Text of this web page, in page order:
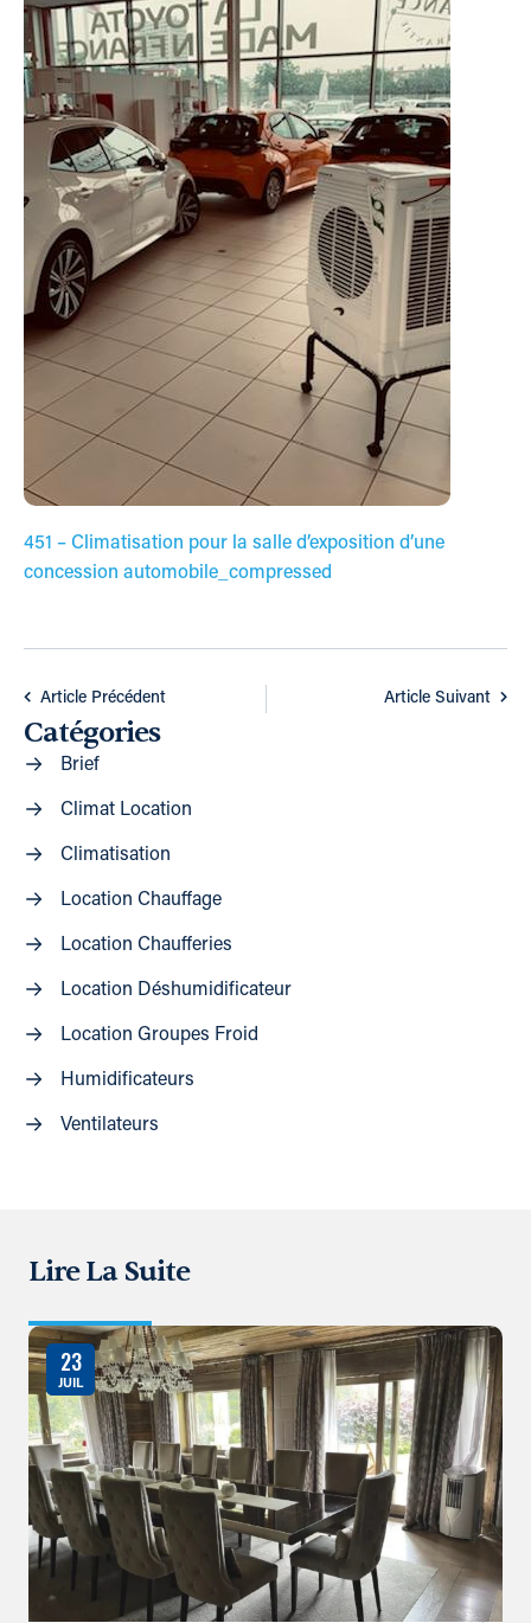
451 – Climatisation pour la salle d’exposition d’une
concession automobile_compressed
Article Précédent Article Suivant
Catégories
Brief
Climat Location
Climatisation
Location Chauffage
Location Chaufferies
Location Déshumidificateur
Location Groupes Froid
Humidificateurs
Ventilateurs
Lire La Suite
23
JUIL